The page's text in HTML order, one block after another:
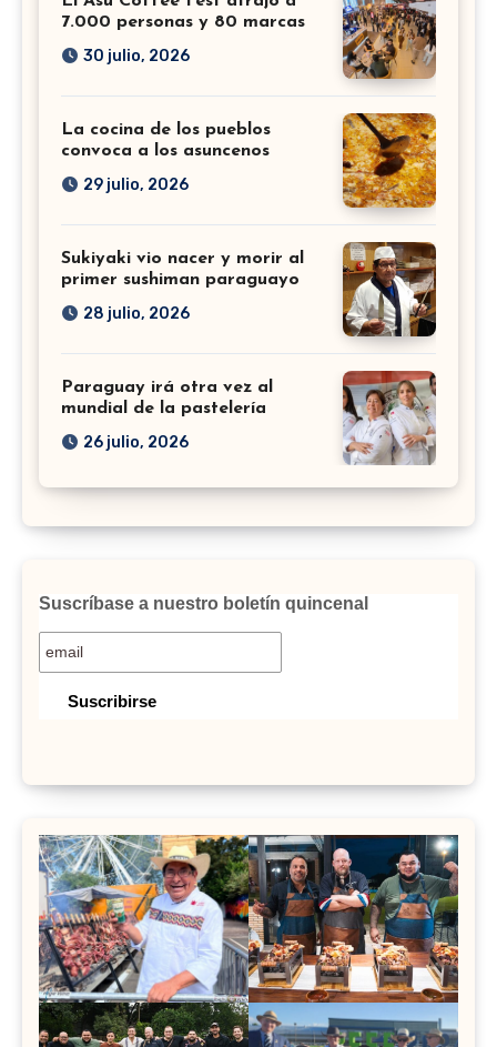
7.000 personas y 80 marcas
30 julio, 2026
La cocina de los pueblos
convoca a los asuncenos
29 julio, 2026
Sukiyaki vio nacer y morir al
primer sushiman paraguayo
28 julio, 2026
Paraguay irá otra vez al
mundial de la pastelería
26 julio, 2026
Suscríbase a nuestro boletín quincenal